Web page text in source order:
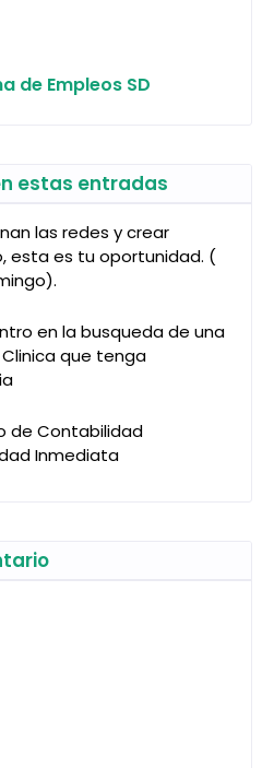
de Empleos SD
estas entradas
las redes y crear
esta es tu oportunidad. (
en la busqueda de una
que tenga
de Contabilidad
Inmediata